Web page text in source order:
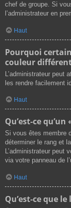
chef de groupe. Si
l’administrateur en
Haut
Pourquoi
couleur
L’administrateur peut
les rendre facilement
Haut
Qu’est-ce
Si vous êtes membre
déterminer le rang et
L’administrateur peut
via votre panneau de
Haut
Qu’est-ce que